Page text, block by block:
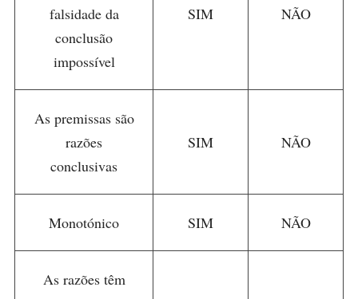
falsidade da
conclusão
impossível
SIM NÃO
As premissas são
razões
conclusivas
SIM NÃO
Monotónico SIM NÃO
As razões têm